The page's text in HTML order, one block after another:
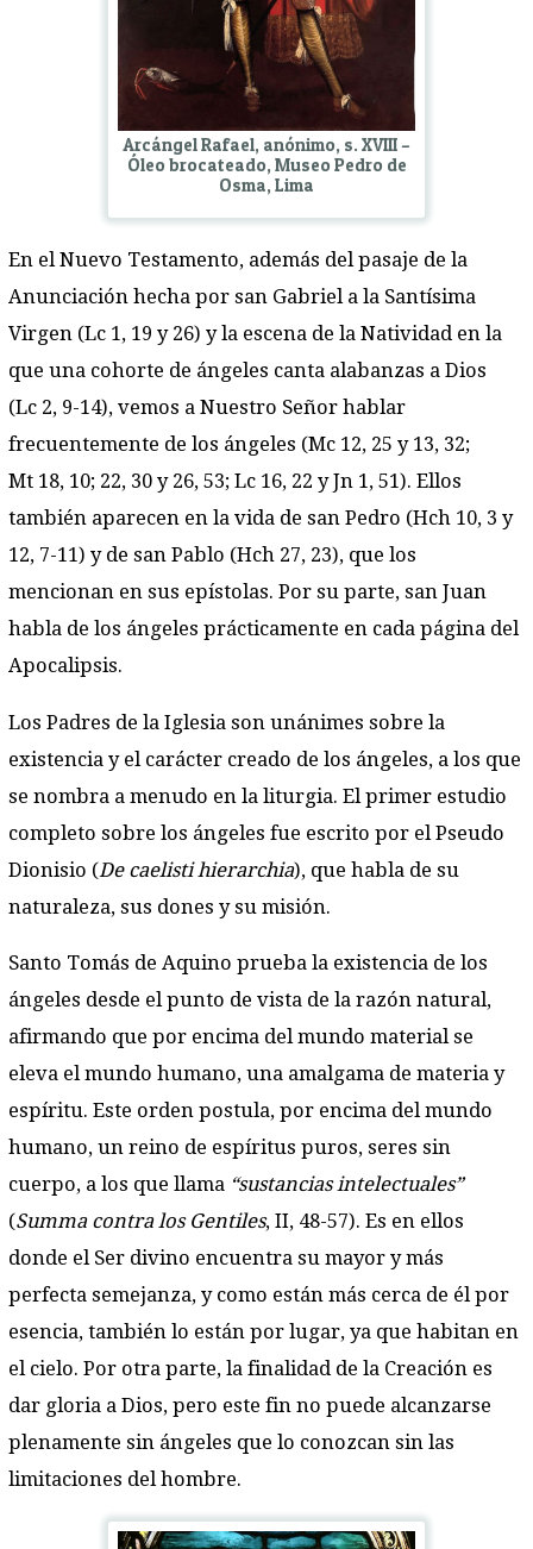
Arcángel Rafael, anónimo, s. XVIII –
Óleo brocateado, Museo Pedro de
Osma, Lima
En el Nuevo Testamento, además del pasaje de la
Anunciación hecha por san Gabriel a la Santísima
Virgen (Lc 1, 19 y 26) y la escena de la Natividad en la
que una cohorte de ángeles canta alabanzas a Dios
(Lc 2, 9-14), vemos a Nuestro Señor hablar
frecuentemente de los ángeles (Mc 12, 25 y 13, 32;
Mt 18, 10; 22, 30 y 26, 53; Lc 16, 22 y Jn 1, 51). Ellos
también aparecen en la vida de san Pedro (Hch 10, 3 y
12, 7-11) y de san Pablo (Hch 27, 23), que los
mencionan en sus epístolas. Por su parte, san Juan
habla de los ángeles prácticamente en cada página del
Apocalipsis.
Los Padres de la Iglesia son unánimes sobre la
existencia y el carácter creado de los ángeles, a los que
se nombra a menudo en la liturgia. El primer estudio
completo sobre los ángeles fue escrito por el Pseudo
Dionisio (De caelisti hierarchia), que habla de su
naturaleza, sus dones y su misión.
Santo Tomás de Aquino prueba la existencia de los
ángeles desde el punto de vista de la razón natural,
afirmando que por encima del mundo material se
eleva el mundo humano, una amalgama de materia y
espíritu. Este orden postula, por encima del mundo
humano, un reino de espíritus puros, seres sin
cuerpo, a los que llama “sustancias intelectuales”
(Summa contra los Gentiles, II, 48-57). Es en ellos
donde el Ser divino encuentra su mayor y más
perfecta semejanza, y como están más cerca de él por
esencia, también lo están por lugar, ya que habitan en
el cielo. Por otra parte, la finalidad de la Creación es
dar gloria a Dios, pero este fin no puede alcanzarse
plenamente sin ángeles que lo conozcan sin las
limitaciones del hombre.